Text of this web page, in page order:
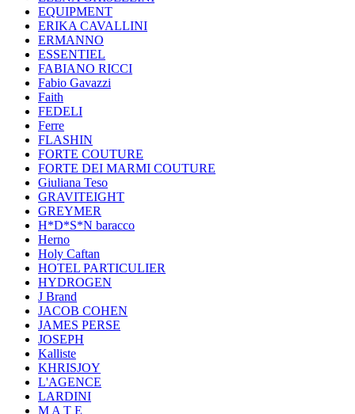
EQUIPMENT
ERIKA CAVALLINI
ERMANNO
ESSENTIEL
FABIANO RICCI
Fabio Gavazzi
Faith
FEDELI
Ferre
FLASHIN
FORTE COUTURE
FORTE DEI MARMI COUTURE
Giuliana Teso
GRAVITEIGHT
GREYMER
H*D*S*N baracco
Herno
Holy Caftan
HOTEL PARTICULIER
HYDROGEN
J Brand
JACOB COHEN
JAMES PERSE
JOSEPH
Kalliste
KHRISJOY
L'AGENCE
LARDINI
M A T E